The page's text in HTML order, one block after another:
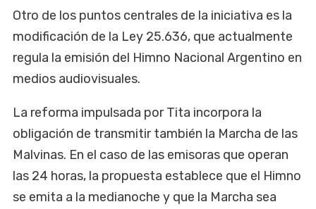
Otro de los puntos centrales de la iniciativa es la
modificación de la Ley 25.636, que actualmente
regula la emisión del Himno Nacional Argentino en
medios audiovisuales.
La reforma impulsada por Tita incorpora la
obligación de transmitir también la Marcha de las
Malvinas. En el caso de las emisoras que operan
las 24 horas, la propuesta establece que el Himno
se emita a la medianoche y que la Marcha sea